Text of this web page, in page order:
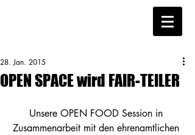
OPEN SPACE wird FAIR-TEILER
28. Jan. 2015
Unsere OPEN FOOD Session in
Zusammenarbeit mit den ehrenamtlichen